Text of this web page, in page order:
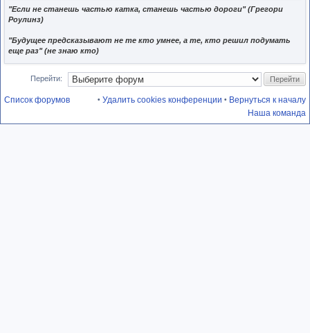
"Если не станешь частью катка, станешь частью дороги" (Грегори
Роулинз)
"Будущее предсказывают не те кто умнее, а те, кто решил подумать
еще раз" (не знаю кто)
Перейти:
Список форумов • Вернуться к началу
• Удалить cookies конференции
Наша команда